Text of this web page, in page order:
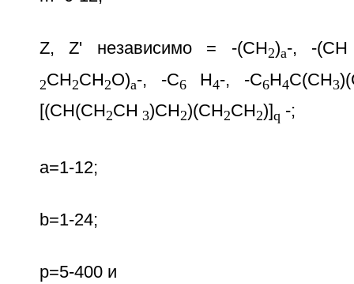
Z, Z' независимо = -(CH2)a-, -(CH
2CH2CH2O)a-, -C6 H4-, -C6H4C(CH3
[(СH(СH2СH 3)СH2)(СH2СH2)]q -;
а=1-12;
b=1-24;
р=5-400 и